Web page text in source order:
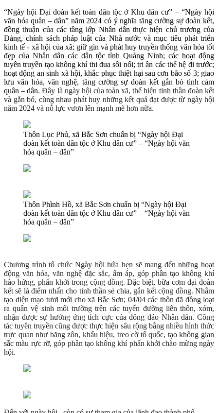
“Ngày hội Đại đoàn kết toàn dân tộc ở Khu dân cư” – “Ngày hội
văn hóa quân – dân” năm 2024 có ý nghĩa tăng cường sự đoàn kết,
đồng thuận của các tầng lớp Nhân dân thực hiện chủ trương của
Đảng, chính sách pháp luật của Nhà nước và mục tiêu phát triển
kinh tế - xã hội của xã; giữ gìn và phát huy truyền thống văn hóa tốt
đẹp của Nhân dân các dân tộc tỉnh Quảng Ninh; các hoạt động
tuyên truyền tạo không khí thi đua sôi nổi; tri ân các thế hệ đi trước;
hoạt động an sinh xã hội, khắc phục thiệt hại sau cơn bão số 3; giao
lưu văn hóa, văn nghệ, tăng cường sự đoàn kết gắn bó tình cảm
quân – dân.Đây là ngày hội của toàn xã, thể hiện tinh thần đoàn kết
và gắn bó, cùng nhau phát huy những kết quả đạt được từ ngày hội
năm 2024 và nỗ lực vươn lên mạnh mẽ hơn nữa.
Thôn Lục Phủ, xã Bắc Sơn chuẩn bị “Ngày hội Đại
đoàn kết toàn dân tộc ở Khu dân cư” – “Ngày hội văn
hóa quân – dân”
Thôn Phình Hồ, xã Bắc Sơn chuẩn bị “Ngày hội Đại
đoàn kết toàn dân tộc ở Khu dân cư” – “Ngày hội văn
hóa quân – dân”
Chương trình tổ chức Ngày hội hứa hẹn sẽ mang đến những hoạt
động văn hóa, văn nghệ đặc sắc, ấm áp, góp phần tạo không khí
hào hứng, phấn khởi trong cộng đồng. Đặc biệt, bữa cơm đại đoàn
kết sẽ là điểm nhấn cho tinh thần sẻ chia, gắn kết cộng đồng. Nhằm
tạo diện mạo tươi mới cho xã Bắc Sơn; 04/04 các thôn đã đồng loạt
ra quân vệ sinh môi trường trên các tuyến đường liên thôn, xóm,
nhận được sự hưởng ứng tích cực của đông đảo Nhân dân. Công
tác tuyên truyền cũng được thực hiện sâu rộng bằng nhiều hình thức
trực quan như băng zôn, khẩu hiệu, treo cờ tổ quốc, tạo không gian
sắc màu rực rỡ, góp phần tạo không khí phấn khởi chào mừng ngày
hội.